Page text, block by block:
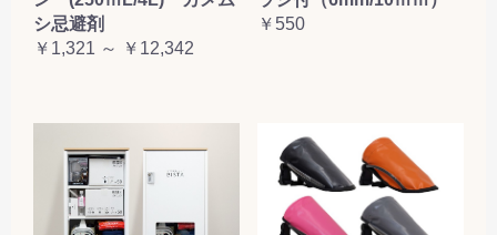
カートへ進む
シ忌避剤
￥1,321 ～ ￥12,342
￥550